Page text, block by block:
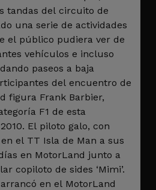
tandas del circuito de
una serie de actividades
el público pudiera ver de
vehículos e incluso
paseos a baja
del encuentro de
figura Frank Barbier,
F1 de esta
El piloto galo, con
el TT Isla de Man a sus
en MotorLand junto a
copiloto de sides ‘Mimi’.
en el MotorLand